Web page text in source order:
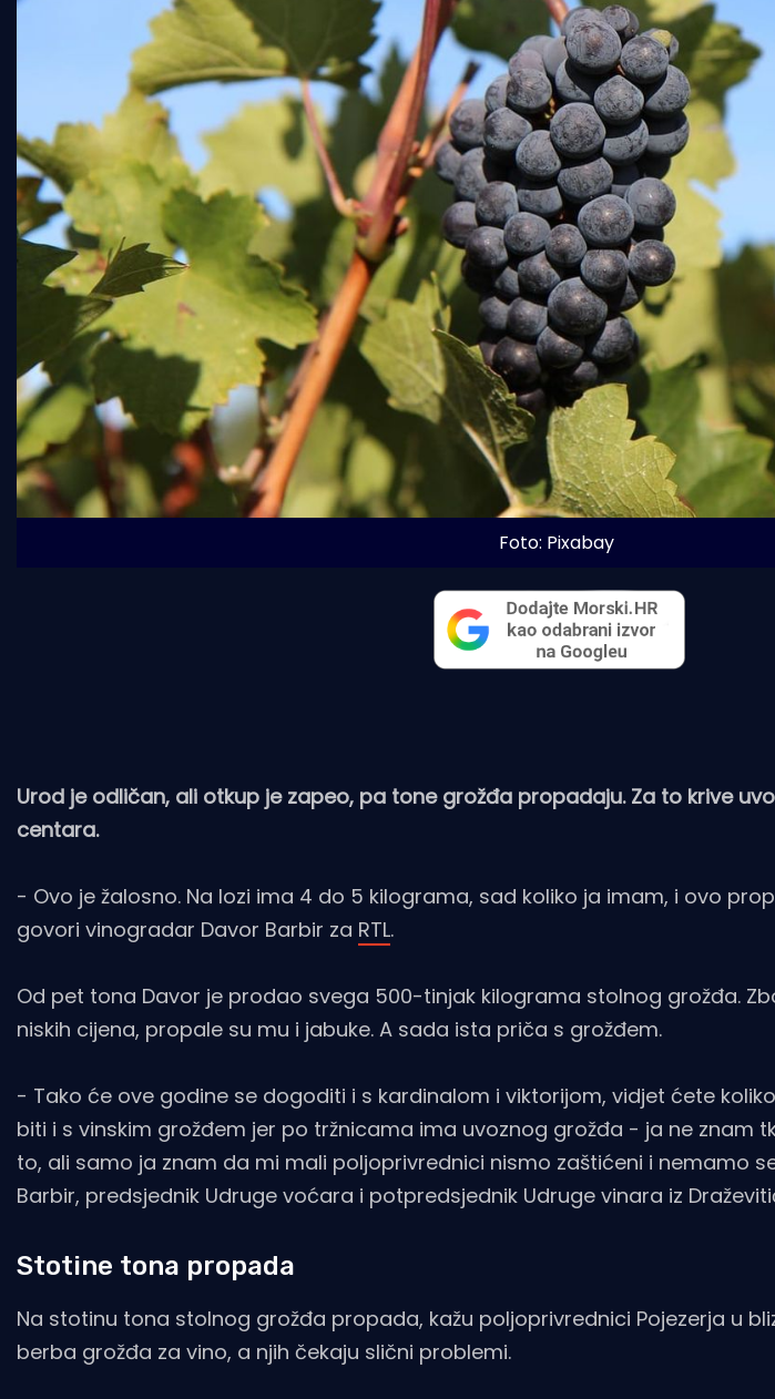
Foto: Pixabay
Urod je odličan, ali otkup je zapeo, pa tone grožđa propadaju. Za to krive
centara.
- Ovo je žalosno. Na lozi ima 4 do 5 kilograma, sad koliko ja imam, i ovo
govori vinogradar Davor Barbir za RTL.
Od pet tona Davor je prodao svega 500-tinjak kilograma stolnog grožđa.
niskih cijena, propale su mu i jabuke. A sada ista priča s grožđem.
- Tako će ove godine se dogoditi i s kardinalom i viktorijom, vidjet ćete
biti i s vinskim grožđem jer po tržnicama ima uvoznog grožđa - ja ne znam
to, ali samo ja znam da mi mali poljoprivrednici nismo zaštićeni i nemamo
Barbir, predsjednik Udruge voćara i potpredsjednik Udruge vinara iz
Stotine tona propada
Na stotinu tona stolnog grožđa propada, kažu poljoprivrednici Pojezerja u
berba grožđa za vino, a njih čekaju slični problemi.